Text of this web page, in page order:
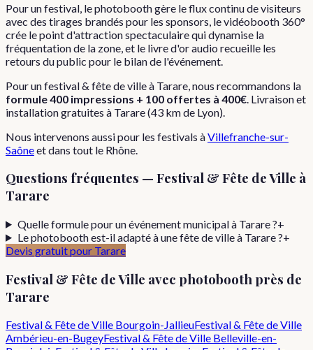
Pour un festival, le photobooth gère le flux continu de visiteurs
avec des tirages brandés pour les sponsors, le vidéobooth 360°
crée le point d'attraction spectaculaire qui dynamise la
fréquentation de la zone, et le livre d'or audio recueille les
retours du public pour le bilan de l'événement.
Pourunfestival & fête de villeà Tarare , nous recommandons la
formule400 impressions + 100 offertes à 400€ . Livraison et
installation gratuites à Tarare(43 km de Lyon).
Nous intervenons aussi pour les festivals àVillefranche-sur-
Saôneet dans tout le Rhône
Questions fréquentes — Festival & Fête de Ville à
Tarare
Quelle formule pour un événement municipal à Tarare ?+
Le photobooth est-il adapté à une fête de ville à Tarare ?+
Devis gratuit pour Tarare
Festival & Fête de Ville avec photobooth près de
Tarare
Festival & Fête de Ville Bourgoin-JallieuFestival & Fête de Ville
Ambérieu-en-BugeyFestival & Fête de Ville Belleville-en-